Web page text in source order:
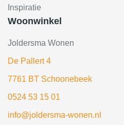
Inspiratie
Woonwinkel
Joldersma Wonen
De Pallert 4
7761 BT Schoonebeek
0524 53 15 01
info@joldersma-wonen.nl